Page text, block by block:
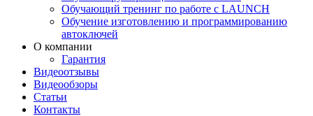
Обучающий тренинг по работе с LAUNCH
Обучение изготовлению и программированию
автоключей
О компании
Гарантия
Видеоотзывы
Видеообзоры
Статьи
Контакты